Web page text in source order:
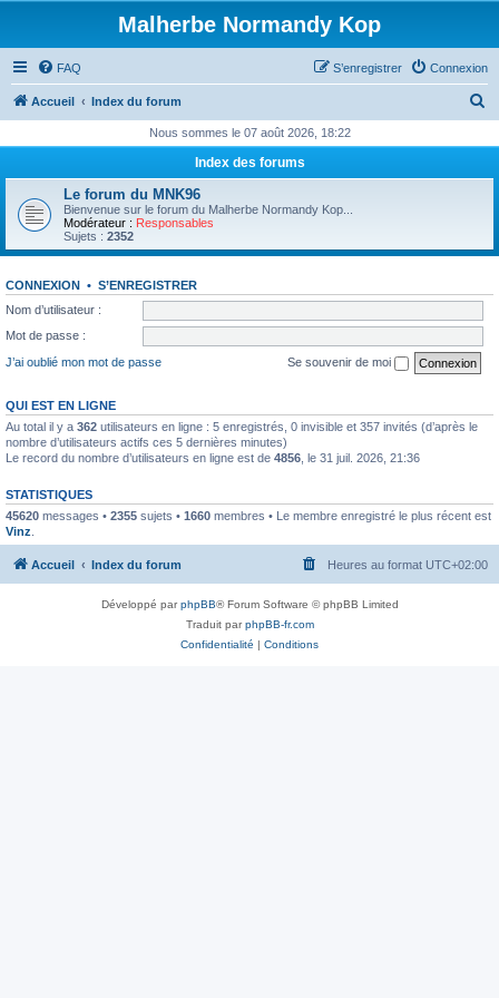
Malherbe Normandy Kop
FAQ Connexion
S’enregistrer
Accueil Index du forum
h
c
Nous sommes le 07 août 2026, 18:22
Index des forums
Le forum du MNK96
Bienvenue sur le forum du Malherbe Normandy Kop...
Modérateur : Responsables
Sujets : 2352
CONNEXION • S’ENREGISTRER
Nom d’utilisateur :
Mot de passe :
J’ai oublié mon mot de passe
Se souvenir de moi
QUI EST EN LIGNE
Au total il y a 362 utilisateurs en ligne : 5 enregistrés, 0 invisible et 357 invités (d’après le
nombre d’utilisateurs actifs ces 5 dernières minutes)
Le record du nombre d’utilisateurs en ligne est de 4856 , le 31 juil. 2026, 21:36
STATISTIQUES
45620 messages • 2355 sujets • 1660 membres • Le membre enregistré le plus récent est
Vinz
Accueil Index du forum Heures au format UTC+02:00
Développé parphpBB® Forum Software © phpBB Limited
Traduit parphpBB-fr.com
Confidentialité | Conditions